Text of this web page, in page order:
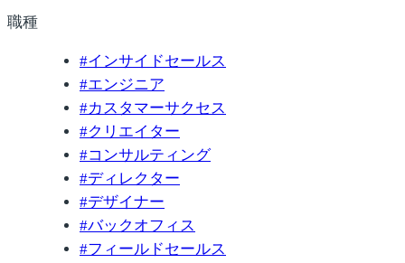
職種
#インサイドセールス
#エンジニア
#カスタマーサクセス
#クリエイター
#コンサルティング
#ディレクター
#デザイナー
#バックオフィス
#フィールドセールス